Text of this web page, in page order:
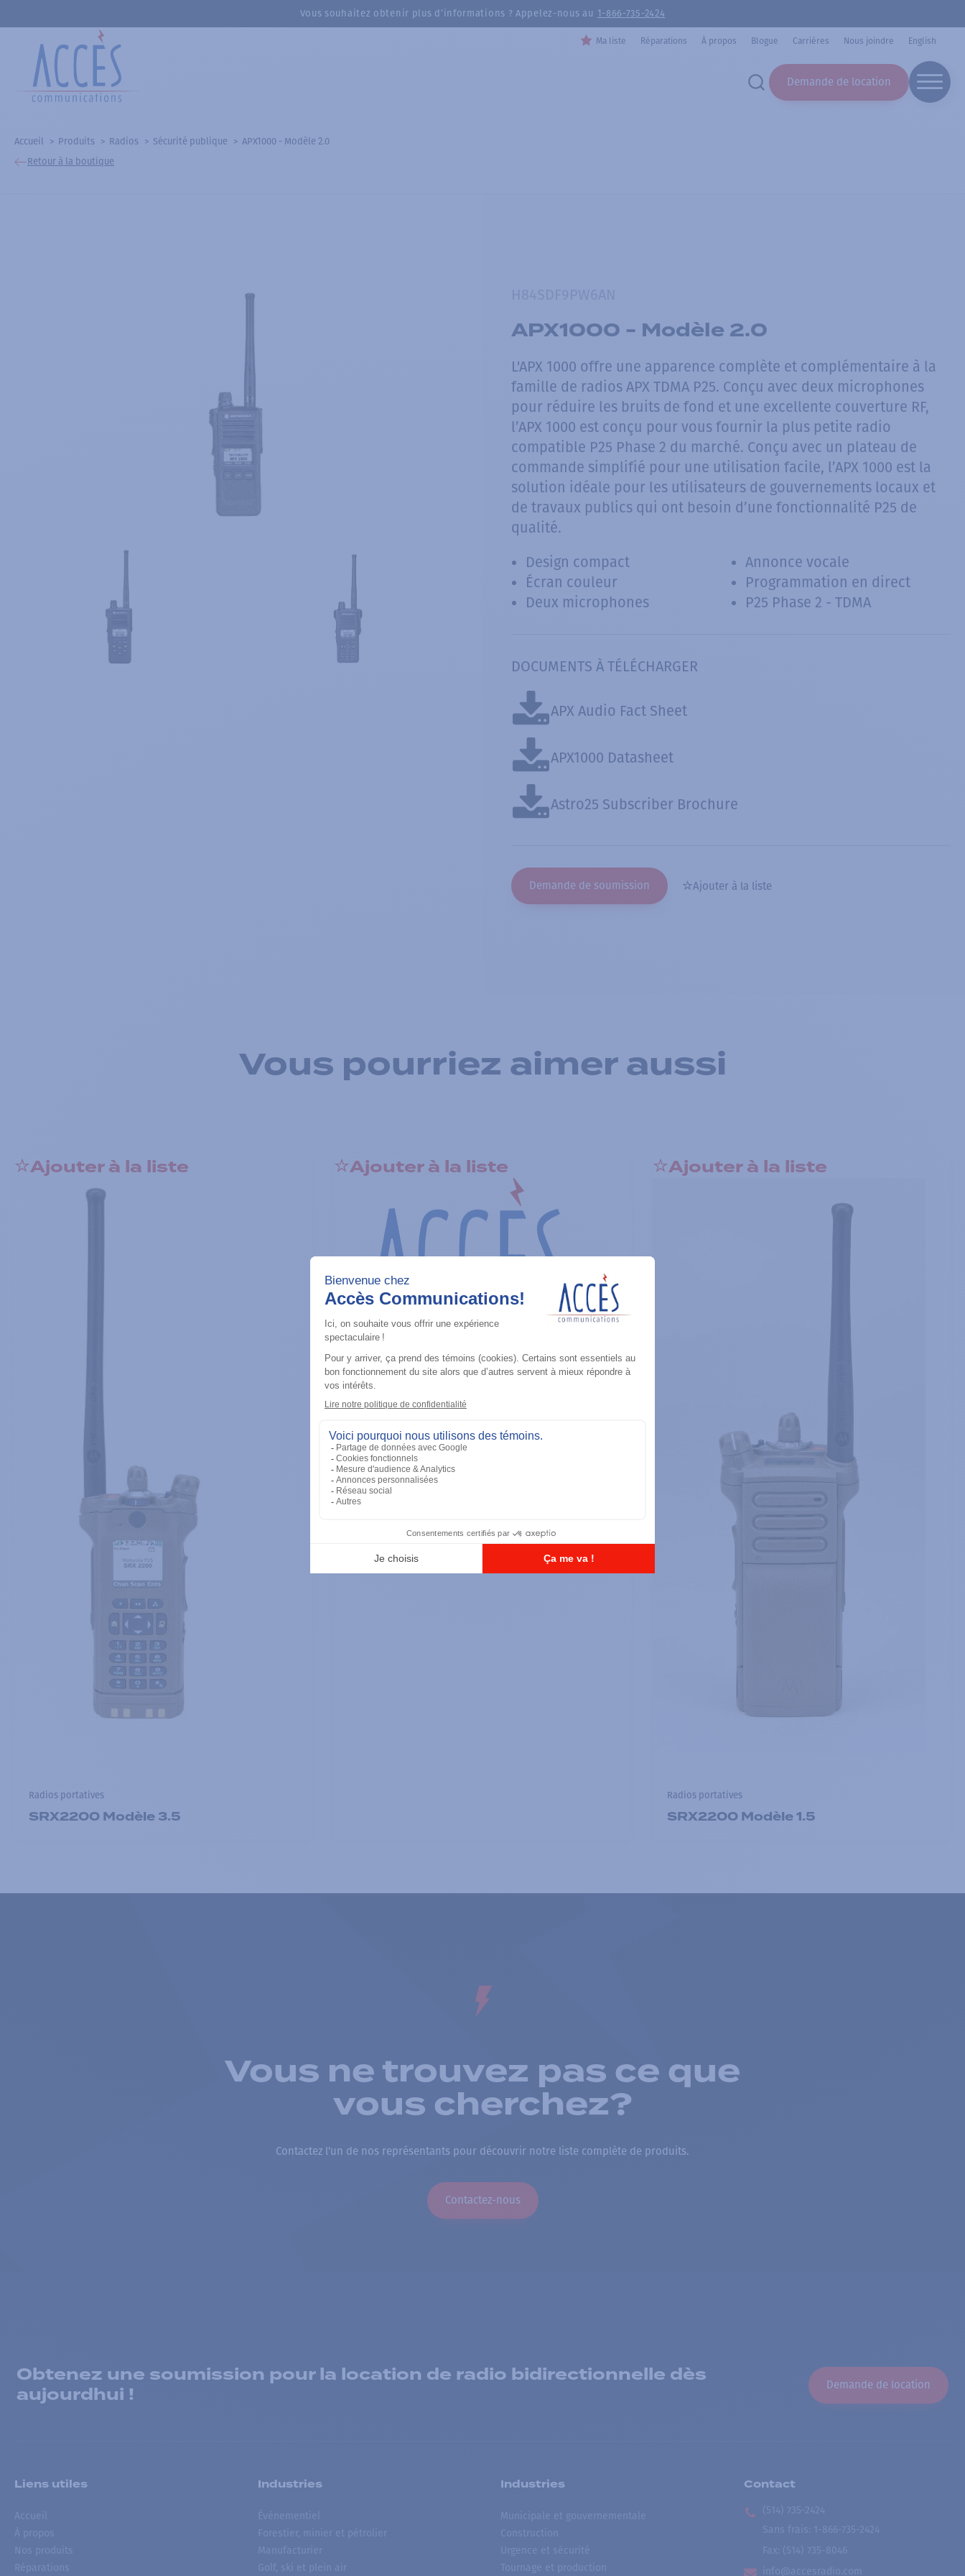
Vous souhaitez obtenir plus d’informations ? Appelez-nous au 1-866-735-2424
Ma liste Réparations À propos Blogue Carrières Nous joindre English
Demande de location
Accueil Produits Radios Sécurité publique
APX1000 - Modèle 2.0
Retour à la boutique
APX1000 - Modèle 2.0
L'APX 1000 offre une apparence complète et complémentaire à la
famille de radios APX TDMA P25. Conçu avec deux microphones
pour réduire les bruits de fond et une excellente couverture RF,
l’APX 1000 est conçu pour vous fournir la plus petite radio
compatible P25 Phase 2 du marché. Conçu avec un plateau de
commande simplifié pour une utilisation facile, l’APX 1000 est la
solution idéale pour les utilisateurs de gouvernements locaux et
de travaux publics qui ont besoin d’une fonctionnalité P25 de
qualité.
Design compact
Écran couleur
Deux microphones
Annonce vocale
Programmation en direct
P25 Phase 2 - TDMA
DOCUMENTS À TÉLÉCHARGER
APX Audio Fact Sheet
APX1000 Datasheet
Astro25 Subscriber Brochure
Demande de soumission Ajouter à la liste
Vous pourriez aimer aussi
Ajouter à la liste
Radios portatives
SRX2200 Modèle 3.5
Ajouter à la liste
Radios portatives
TETRA
Ajouter à la liste
Radios portatives
SRX2200 Modèle 1.5
Vous ne trouvez pas ce que
vous cherchez?
Contactez l’un de nos représentants pour découvrir notre liste complète de produits.
Contactez-nous
Obtenez une soumission pour la location de radio bidirectionnelle dès
aujourdhui !
Demande de location
Liens utiles
Accueil
À propos
Nos produits
Réparations
Industries
Événementiel
Forestier, minier et pétrolier
Manufacturier
Golf, ski et plein air
Industries
Municipale et gouvernementale
Construction
Urgence et sécurité
Tournage et production
Contact
(514) 735-2424
Sans frais
1-866-735-2424
Fax: (514) 735-8046
info@accesradio.com